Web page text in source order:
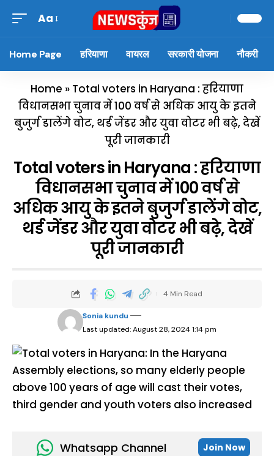
Aa
Home Page हरियाणा वायरल सरकारी योजना नौकरी
Home » Total voters in Haryana : हरियाणा
विधानसभा चुनाव में 100 वर्ष से अधिक आयु के इतने
बुजुर्ग डालेंगे वोट, थर्ड जेंडर और युवा वोटर भी बढ़े, देखें
पूरी जानकारी
Total voters in Haryana : हरियाणा
विधानसभा चुनाव में 100 वर्ष से
अधिक आयु के इतने बुजुर्ग डालेंगे वोट,
थर्ड जेंडर और युवा वोटर भी बढ़े, देखें
पूरी जानकारी
Last updated: August 28, 2024 1:14 pm
Sonia kundu
4 Min Read
Whatsapp Channel Join Now